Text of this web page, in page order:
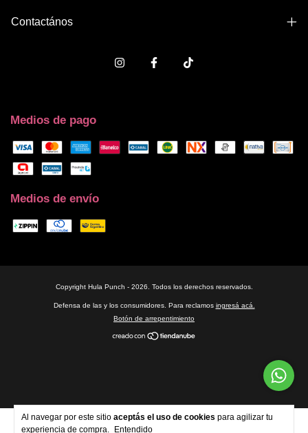
Al navegar por este sitio aceptás el uso de cookies para agilizar tu
experiencia de compra.
Entendido
Contactános
Medios de pago
Medios de envío
Copyright Hula Punch - 2026. Todos los derechos reservados.
Defensa de las y los consumidores. Para reclamos ingresá acá.
Botón de arrepentimiento